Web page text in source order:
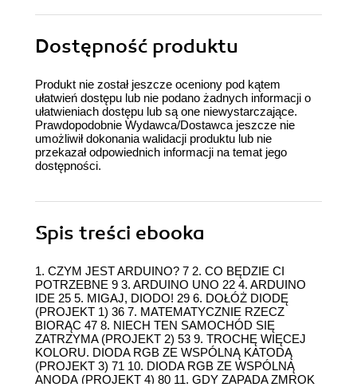
Dostępność produktu
Produkt nie został jeszcze oceniony pod kątem
ułatwień dostępu lub nie podano żadnych informacji o
ułatwieniach dostępu lub są one niewystarczające.
Prawdopodobnie Wydawca/Dostawca jeszcze nie
umożliwił dokonania walidacji produktu lub nie
przekazał odpowiednich informacji na temat jego
dostępności.
Spis treści ebooka
1. CZYM JEST ARDUINO? 7 2. CO BĘDZIE CI
POTRZEBNE 9 3. ARDUINO UNO 22 4. ARDUINO
IDE 25 5. MIGAJ, DIODO! 29 6. DOŁÓŻ DIODĘ
(PROJEKT 1) 36 7. MATEMATYCZNIE RZECZ
BIORĄC 47 8. NIECH TEN SAMOCHÓD SIĘ
ZATRZYMA (PROJEKT 2) 53 9. TROCHĘ WIĘCEJ
KOLORU. DIODA RGB ZE WSPÓLNĄ KATODĄ
(PROJEKT 3) 71 10. DIODA RGB ZE WSPÓLNĄ
ANODĄ (PROJEKT 4) 80 11. GDY ZAPADA ZMROK